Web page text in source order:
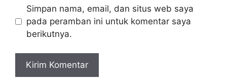
Simpan nama, email, dan situs web saya
pada peramban ini untuk komentar saya
berikutnya.